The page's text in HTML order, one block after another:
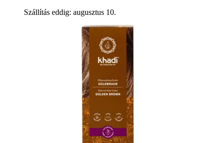
Szállítás eddig: augusztus 10.